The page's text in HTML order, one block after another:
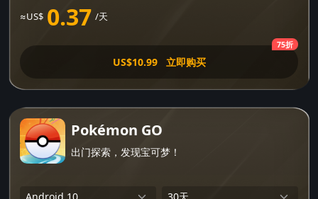
≈US$ 0.37 /天
US$10.99 立即购买
75折
Pokémon GO
出门探索，发现宝可梦！